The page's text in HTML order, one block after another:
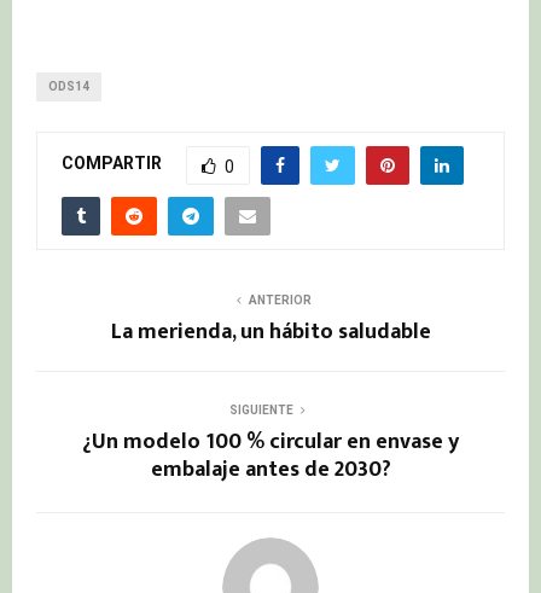
ODS14
COMPARTIR 0
ANTERIOR
La merienda, un hábito saludable
SIGUIENTE
¿Un modelo 100 % circular en envase y
embalaje antes de 2030?